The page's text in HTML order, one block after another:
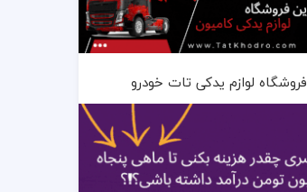
فروشگاه لوازم یدکی تات خودرو